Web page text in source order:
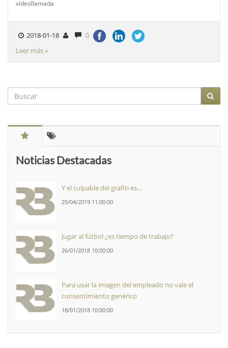
videollamada
2018-01-18
0
Leer más »
Noticias Destacadas
Y el culpable del grafiti es…
25/04/2019 11:00:00
Jugar al fútbol ¿es tiempo de trabajo?
26/01/2018 10:00:00
Para usar la imagen del empleado no vale el
consentimiento genérico
18/01/2018 10:00:00